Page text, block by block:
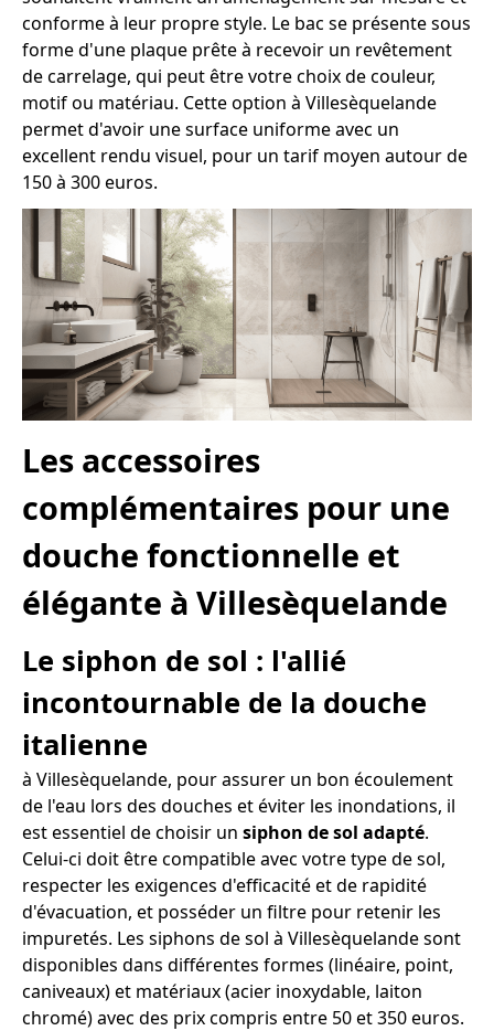
conforme à leur propre style. Le bac se présente sous
forme d'une plaque prête à recevoir un revêtement
de carrelage, qui peut être votre choix de couleur,
motif ou matériau. Cette option à Villesèquelande
permet d'avoir une surface uniforme avec un
excellent rendu visuel, pour un tarif moyen autour de
150 à 300 euros.
Les accessoires
complémentaires pour une
douche fonctionnelle et
élégante à Villesèquelande
Le siphon de sol : l'allié
incontournable de la douche
italienne
à Villesèquelande, pour assurer un bon écoulement
de l'eau lors des douches et éviter les inondations, il
est essentiel de choisir un siphon de sol adapté.
Celui-ci doit être compatible avec votre type de sol,
respecter les exigences d'efficacité et de rapidité
d'évacuation, et posséder un filtre pour retenir les
impuretés. Les siphons de sol à Villesèquelande sont
disponibles dans différentes formes (linéaire, point,
caniveaux) et matériaux (acier inoxydable, laiton
chromé) avec des prix compris entre 50 et 350 euros.